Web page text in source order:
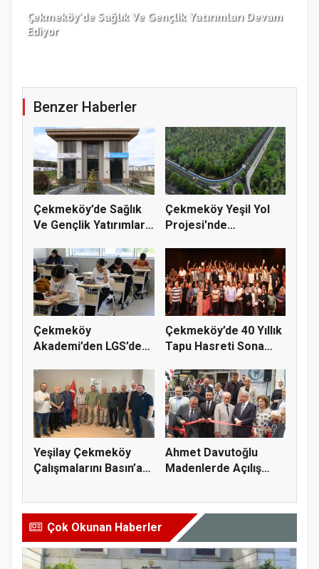
Çekmeköy’de Sağlık Ve Gençlik Yatırımları Devam
Ediyor
Benzer Haberler
Çekmeköy’de Sağlık
Ve Gençlik Yatırımları
Çekmeköy Yeşil Yol
Projesi'nde
Çekmeköy
Akademi’den LGS’de
Çekmeköy’de 40 Yıllık
Tapu Hasreti Sona
Yeşilay Çekmeköy
Çalışmalarını Basın’a
Ahmet Davutoğlu
Madenlerde Açılış
Çok Okunan Haberler